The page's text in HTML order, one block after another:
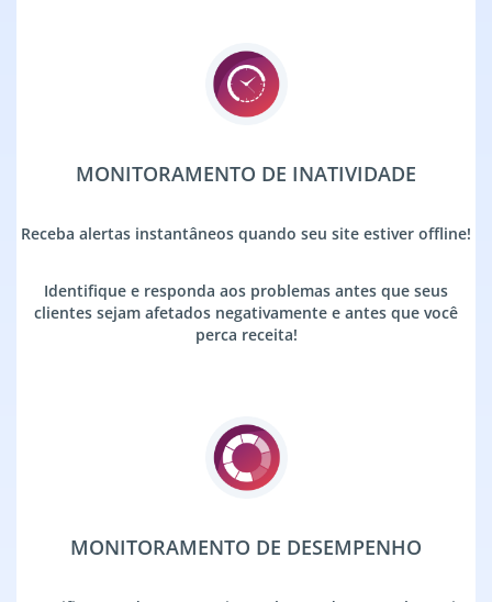
MONITORAMENTO DE INATIVIDADE
Receba alertas instantâneos quando seu site estiver offline!
Identifique e responda aos problemas antes que seus
clientes sejam afetados negativamente e antes que você
perca receita!
MONITORAMENTO DE DESEMPENHO